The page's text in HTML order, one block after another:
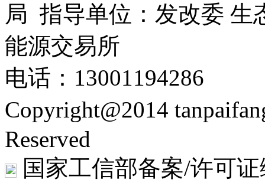
局 指导单位：发改委 生
能源交易所
电话：13001194286
Copyright@2014
Reserved
国家工信部备案/许可